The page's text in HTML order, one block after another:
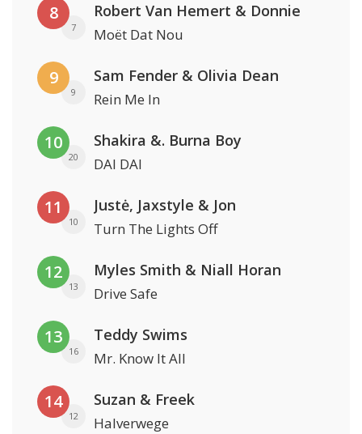
8
7
Robert Van Hemert & Donnie
Moët Dat Nou
9
9
Sam Fender & Olivia Dean
Rein Me In
10
20
Shakira &. Burna Boy
DAI DAI
11
10
Justė, Jaxstyle & Jon
Turn The Lights Off
12
13
Myles Smith & Niall Horan
Drive Safe
13
16
Teddy Swims
Mr. Know It All
14
12
Suzan & Freek
Halverwege